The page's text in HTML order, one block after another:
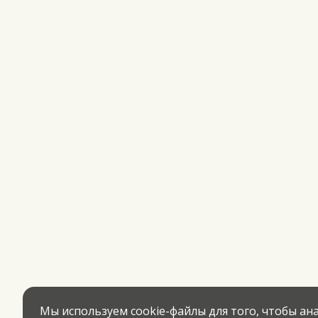
Мы используем cookie-файлы для того, чтобы